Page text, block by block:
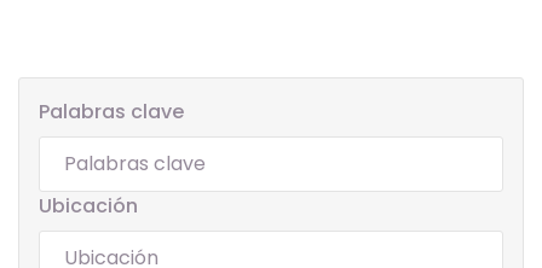
Palabras clave
Ubicación